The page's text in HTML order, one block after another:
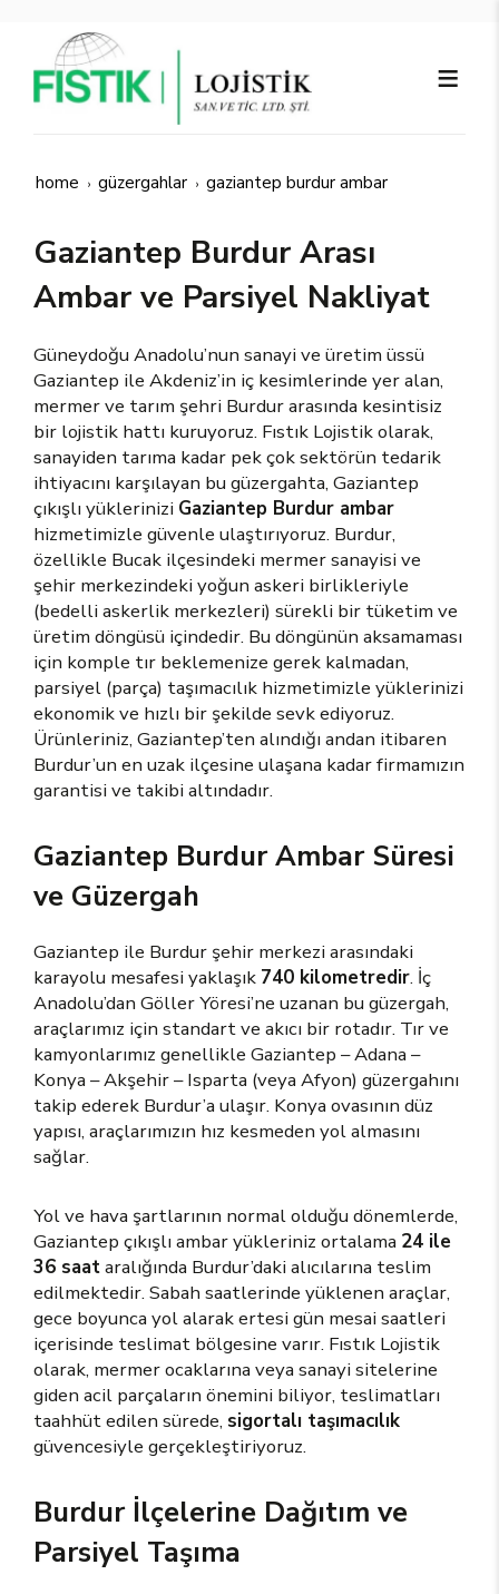
home güzergahlar gaziantep burdur ambar
Gaziantep Burdur Arası
Ambar ve Parsiyel Nakliyat
Güneydoğu Anadolu’nun sanayi ve üretim üssü
Gaziantep ile Akdeniz’in iç kesimlerinde yer alan,
mermer ve tarım şehri Burdur arasında kesintisiz
bir lojistik hattı kuruyoruz. Fıstık Lojistik olarak,
sanayiden tarıma kadar pek çok sektörün tedarik
ihtiyacını karşılayan bu güzergahta, Gaziantep
çıkışlı yüklerinizi Gaziantep Burdur ambar
hizmetimizle güvenle ulaştırıyoruz. Burdur,
özellikle Bucak ilçesindeki mermer sanayisi ve
şehir merkezindeki yoğun askeri birlikleriyle
(bedelli askerlik merkezleri) sürekli bir tüketim ve
üretim döngüsü içindedir. Bu döngünün aksamaması
için komple tır beklemenize gerek kalmadan,
parsiyel (parça) taşımacılık hizmetimizle yüklerinizi
ekonomik ve hızlı bir şekilde sevk ediyoruz.
Ürünleriniz, Gaziantep’ten alındığı andan itibaren
Burdur’un en uzak ilçesine ulaşana kadar firmamızın
garantisi ve takibi altındadır.
Gaziantep Burdur Ambar Süresi
ve Güzergah
Gaziantep ile Burdur şehir merkezi arasındaki
karayolu mesafesi yaklaşık 740 kilometredir. İç
Anadolu’dan Göller Yöresi’ne uzanan bu güzergah,
araçlarımız için standart ve akıcı bir rotadır. Tır ve
kamyonlarımız genellikle Gaziantep – Adana –
Konya – Akşehir – Isparta (veya Afyon) güzergahını
takip ederek Burdur’a ulaşır. Konya ovasının düz
yapısı, araçlarımızın hız kesmeden yol almasını
sağlar.
Yol ve hava şartlarının normal olduğu dönemlerde,
Gaziantep çıkışlı ambar yükleriniz ortalama 24 ile
36 saataralığında Burdur’daki alıcılarına teslim
edilmektedir. Sabah saatlerinde yüklenen araçlar,
gece boyunca yol alarak ertesi gün mesai saatleri
içerisinde teslimat bölgesine varır. Fıstık Lojistik
olarak, mermer ocaklarına veya sanayi sitelerine
giden acil parçaların önemini biliyor, teslimatları
taahhüt edilen sürede, sigortalı taşımacılık
güvencesiyle gerçekleştiriyoruz.
Burdur İlçelerine Dağıtım ve
Parsiyel Taşıma